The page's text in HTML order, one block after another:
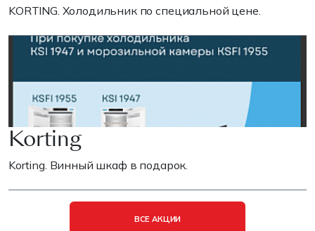
KORTING. Холодильник по специальной цене.
Korting
Korting. Винный шкаф в подарок.
ВСЕ АКЦИИ